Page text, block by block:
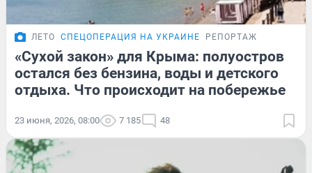
ЛЕТО СПЕЦОПЕРАЦИЯ НА УКРАИНЕ РЕПОРТАЖ
«Сухой закон» для Крыма: полуостров
остался без бензина, воды и детского
отдыха. Что происходит на побережье
23 июня, 2026, 08:00 7 185 48